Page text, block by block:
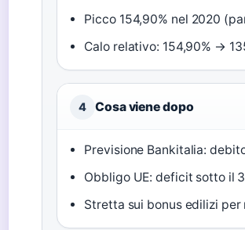
Picco 154,90% nel 2020
Calo relativo: 154,90% →
4 Cosa viene dopo
Previsione Bankitalia:
Obbligo UE: deficit sotto il
Stretta sui bonus edilizi